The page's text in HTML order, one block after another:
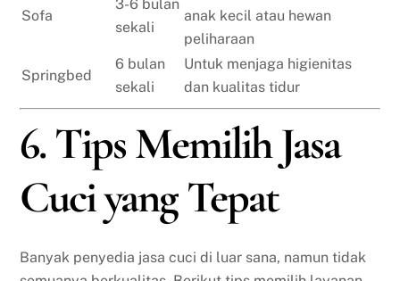
Sofa
3-6 bulan
sekali
anak kecil atau hewan
peliharaan
Springbed
6 bulan
sekali
Untuk menjaga higienitas
dan kualitas tidur
6. Tips Memilih Jasa
Cuci yang Tepat
Banyak penyedia jasa cuci di luar sana, namun tidak